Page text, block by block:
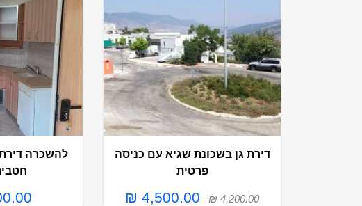
דירת גן בשכונת שגיא עם כניסה
פרטית
4,200.00 ₪
4,500.00 ₪
₪